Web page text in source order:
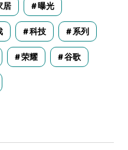
居 曝光
科技 系列
荣耀 谷歌